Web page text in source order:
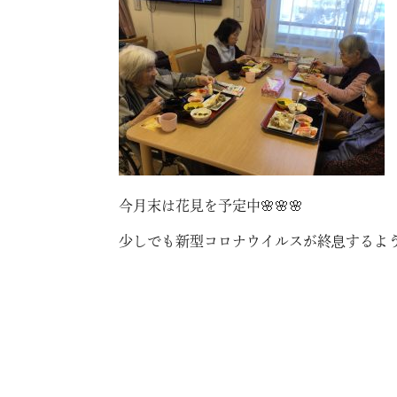
今月末は花見を予定中🌸🌸🌸
少しでも新型コロナウイルスが終息するよ